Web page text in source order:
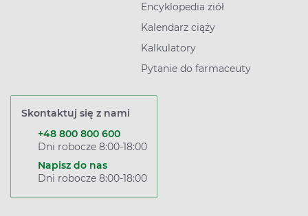
Encyklopedia ziół
Kalendarz ciąży
Kalkulatory
Pytanie do farmaceuty
Skontaktuj się z nami
+48 800 800 600
Dni robocze 8:00-18:00
Napisz do nas
Dni robocze 8:00-18:00